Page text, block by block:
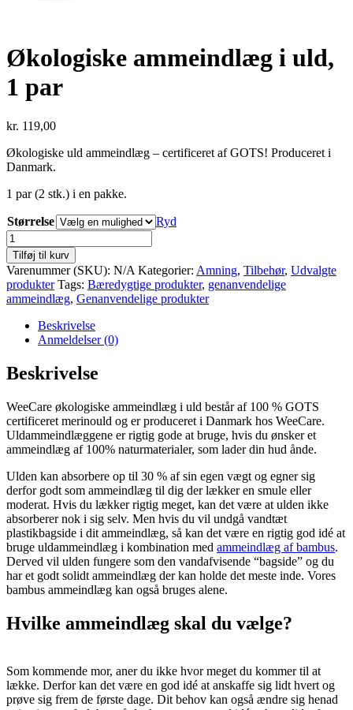
Økologiske ammeindlæg i uld,
1 par
kr. 119,00
Økologiske uld ammeindlæg – certificeret af GOTS! Produceret i
Danmark.
1 par (2 stk.) i en pakke.
Størrelse
Ryd
Økologiske
ammeindlæg
i
uld,
1
par
antal
Tilføj til kurv
Varenummer (SKU): N/A Kategorier: Amning, Tilbehør, Udvalgte
produkter Tags: Bæredygtige produkter, genanvendelige
ammeindlæg, Genanvendelige produkter
Beskrivelse
Anmeldelser (0)
Beskrivelse
WeeCare økologiske ammeindlæg i uld består af 100 % GOTS
certificeret merinould og er produceret i Danmark hos WeeCare.
Uldammeindlæggene er rigtig gode at bruge, hvis du ønsker et
ammeindlæg af 100% naturmaterialer, som lader din hud ånde.
Ulden kan absorbere op til 30 % af sin egen vægt og egner sig
derfor godt som ammeindlæg til dig der lækker en smule eller
moderat. Hvis du lækker rigtig meget, kan det være at ulden ikke
absorberer nok i sig selv. Men hvis du vil undgå vandtæt
plastikbagside i dit ammeindlæg, så kan det være en rigtig god idé at
bruge uldammeindlæg i kombination med ammeindlæg af bambus.
Derved vil ulden fungere som den vandafvisende “bagside” og du
har et godt solidt ammeindlæg der kan holde det meste inde. Vores
bambus ammeindlæg kan også bruges alene.
Hvilke ammeindlæg skal du vælge?
Som kommende mor, aner du ikke hvor meget du kommer til at
lække. Derfor kan det være en god idé at anskaffe sig lidt hvert og
prøve sig frem de første dage. Dit behov kan også ændre sig henad